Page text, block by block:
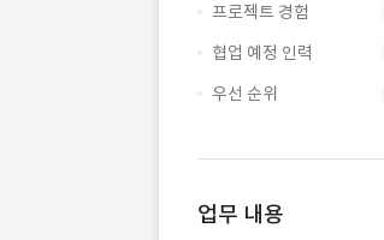
프로젝트 경험
협업 예정 인력
우선 순위
업무 내용